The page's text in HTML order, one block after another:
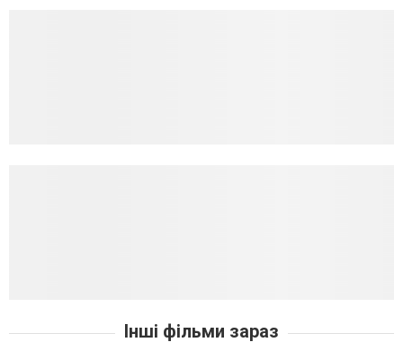
Інші фільми зараз